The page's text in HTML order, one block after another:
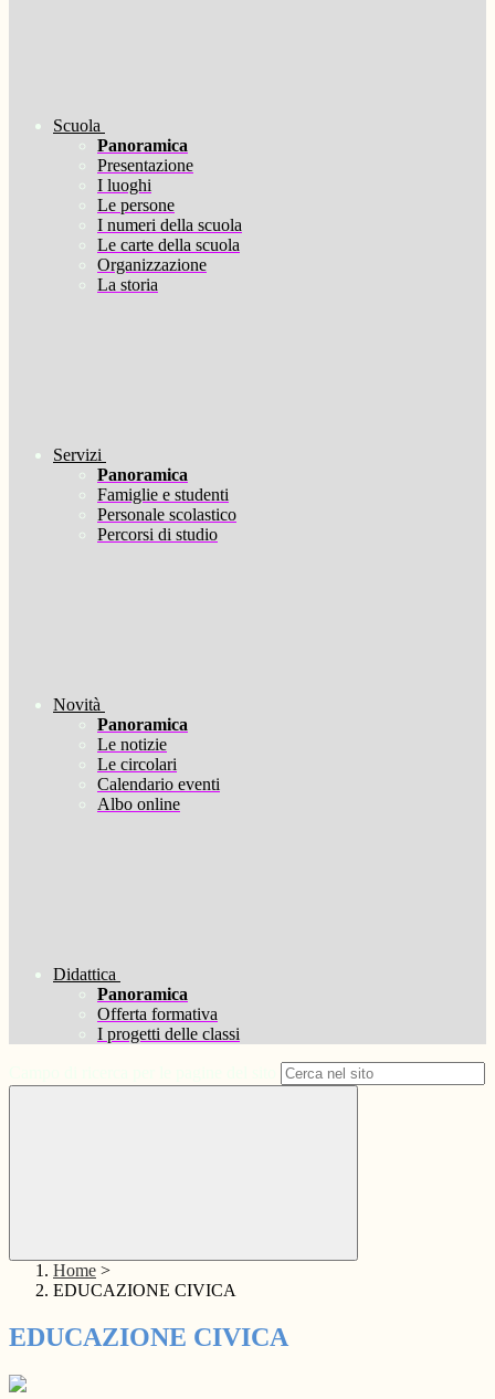
Scuola
Panoramica
Presentazione
I luoghi
Le persone
I numeri della scuola
Le carte della scuola
Organizzazione
La storia
Servizi
Panoramica
Famiglie e studenti
Personale scolastico
Percorsi di studio
Novità
Panoramica
Le notizie
Le circolari
Calendario eventi
Albo online
Didattica
Panoramica
Offerta formativa
I progetti delle classi
Home >
EDUCAZIONE CIVICA
EDUCAZIONE CIVICA